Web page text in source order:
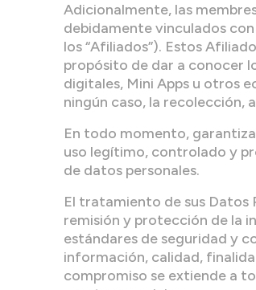
Adicionalmente, las
debidamente vinculados
los “Afiliados”). Estos
propósito de dar a conocer
digitales, Mini Apps u otros
ningún caso, la recolección,
En todo momento,
uso legítimo, controlado y
de datos personales.
El tratamiento de sus Datos
remisión y protección de la
estándares de seguridad y
información, calidad,
compromiso se extiende a